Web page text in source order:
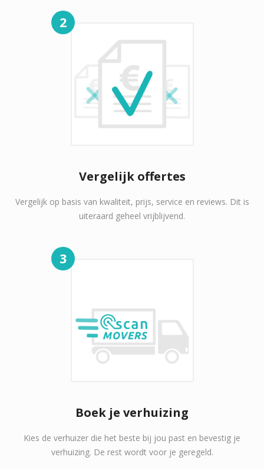
2
Vergelijk offertes
Vergelijk op basis van kwaliteit, prijs, service en reviews. Dit is
uiteraard geheel vrijblijvend.
3
Boek je verhuizing
Kies de verhuizer die het beste bij jou past en bevestig je
verhuizing. De rest wordt voor je geregeld.